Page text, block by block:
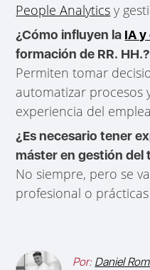
People Analytics y
¿Cómo influyen la IA
formación de RR. HH.?
Permiten tomar
automatizar procesos
experiencia del
¿Es necesario tener
máster en gestión del
No siempre, pero se
profesional o
Por: Daniel